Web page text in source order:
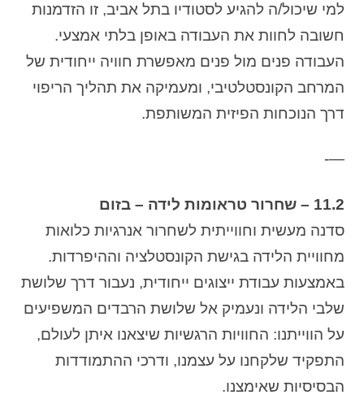
למי שיכול/ה להגיע לסטודיו בתל אביב, זו הזדמנות
חשובה לחוות את העבודה באופן בלתי אמצעי.
העבודה פנים מול פנים מאפשרת חוויה ייחודית של
המרחב הקונסטלטיבי, ומעמיקה את תהליך הריפוי
דרך הנוכחות הפיזית המשותפת.
—-
11.2 – שחרור טראומות לידה – בזום
סדנה מעשית וחווייתית לשחרור אנרגיות כלואות
מחוויית הלידה בגישת הקונסטלציה וההיפרדות.
באמצעות עבודת ייצוגים ייחודית, נעבור דרך שלושת
שלבי הלידה ונעמיק אל שלושת הרבדים המשפיעים
על הווייתנו: החוויות הרגשיות שיצאנו איתן לעולם,
התפקיד שלקחנו על עצמנו, ודרכי ההתמודדות
הבסיסיות שאימצנו.